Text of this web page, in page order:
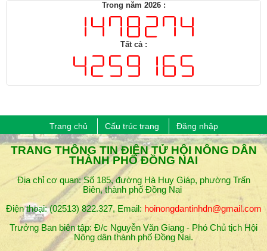
Trong năm 2026 :
Tất cả :
Trang chủ Cấu trúc trang Đăng nhập
​TRANG THÔNG TIN ĐIỆN TỬ HỘI NÔNG DÂN
THÀNH PHỐ ĐỒNG NAI
Địa chỉ cơ quan: Số 185, đường Hà Huy Giáp, phường Trấn
Biên, thành phố Đồng Nai
Điện thoại: (02513) 822.327, Email: hoinongdantinhdn@gmail.com
Trưởng Ban biên tập: Đ/c Nguyễn Văn Giang - Phó Chủ tịch Hội
Nông dân thành phố ​Đồng Nai.